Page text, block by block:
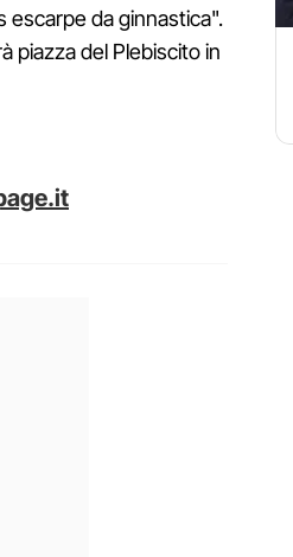
escarpe da ginnastica".
piazza del Plebiscito in